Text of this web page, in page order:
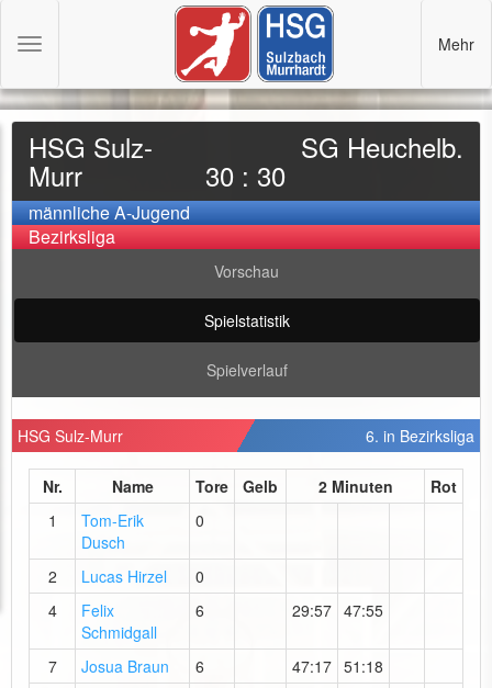
HSG Sulz-
Murr 30 : 30
SG Heuchelb.
männliche A-Jugend
Bezirksliga
Vorschau
Spielstatistik
Spielverlauf
HSG Sulz-Murr 6. in Bezirksliga
Nr. Name Tore Gelb 2 Minuten
Rot
1
Tom-Erik
Dusch
0
2 Lucas Hirzel
0
4
Felix
Schmidgall
6 29:57 47:55
7 Josua Braun 6 47:17 51:18
Toggle
Mehr